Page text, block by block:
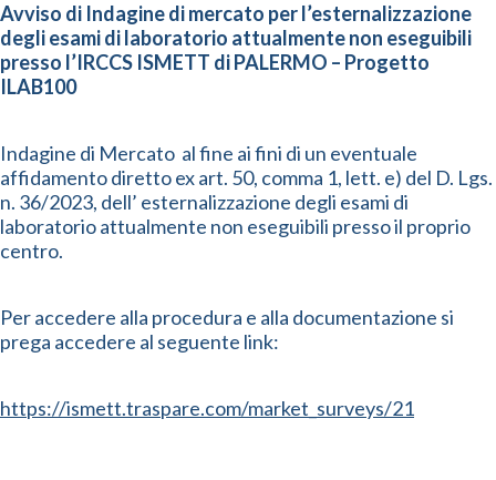
Avviso di Indagine di mercato per l’esternalizzazione
degli esami di laboratorio attualmente non eseguibili
presso l’IRCCS ISMETT di PALERMO – Progetto
ILAB100
Indagine di Mercato al fine ai fini di un eventuale
affidamento diretto ex art. 50, comma 1, lett. e) del D. Lgs.
n. 36/2023, dell’ esternalizzazione degli esami di
laboratorio attualmente non eseguibili presso il proprio
centro.
Per accedere alla procedura e alla documentazione si
prega accedere al seguente link:
https://ismett.traspare.com/market_surveys/21